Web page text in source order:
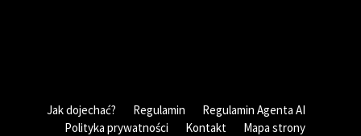
Jak dojechać? Regulamin
Regulamin Agenta AI
Polityka prywatności
Kontakt Mapa strony